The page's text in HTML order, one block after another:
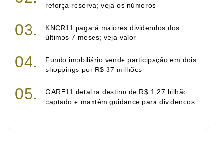
reforça reserva; veja os números
KNCR11 pagará maiores dividendos dos
últimos 7 meses; veja valor
Fundo imobiliário vende participação em dois
shoppings por R$ 37 milhões
GARE11 detalha destino de R$ 1,27 bilhão
captado e mantém guidance para dividendos